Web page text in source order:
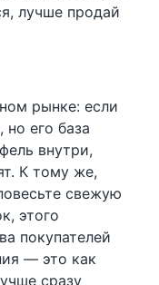
лучше продай
рынке: если
но его база
внутри,
К тому же,
свежую
этого
покупателей
— это как
сразу